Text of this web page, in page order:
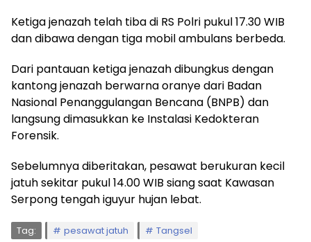
Ketiga jenazah telah tiba di RS Polri pukul 17.30 WIB
dan dibawa dengan tiga mobil ambulans berbeda.
Dari pantauan ketiga jenazah dibungkus dengan
kantong jenazah berwarna oranye dari Badan
Nasional Penanggulangan Bencana (BNPB) dan
langsung dimasukkan ke Instalasi Kedokteran
Forensik.
Sebelumnya diberitakan, pesawat berukuran kecil
jatuh sekitar pukul 14.00 WIB siang saat Kawasan
Serpong tengah iguyur hujan lebat.
Tag: pesawat jatuh Tangsel